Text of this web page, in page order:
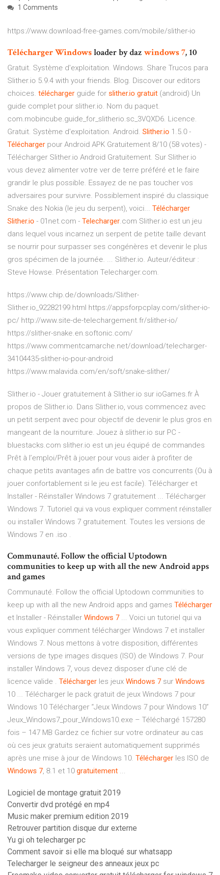
1 Comments
https://www.download-free-games.com/mobile/slither-io
TéléchargerWindowsloader by daz windows7, 10
Gratuit. Système d'exploitation. Windows. Share Trucos para
Slither.io 5.9.4 with your friends. Blog. Discover our editors
choices. télécharger guide for slither.io gratuit (android) Un
guide complet pour slither.io. Nom du paquet.
com.mobincube.guide_for_slitherio.sc_3VQXD6. Licence.
Gratuit. Système d'exploitation. Android. Slither.io 1.5.0 -
Télécharger pour Android APK Gratuitement 8/10 (58 votes) -
Télécharger Slither.io Android Gratuitement. Sur Slither.io
vous devez alimenter votre ver de terre préféré et le faire
grandir le plus possible. Essayez de ne pas toucher vos
adversaires pour survivre. Possiblement inspiré du classique
Snake des Nokia (le jeu du serpent), voici... Télécharger
Slither.io - 01net.com - Telecharger.com Slither.io est un jeu
dans lequel vous incarnez un serpent de petite taille devant
se nourrir pour surpasser ses congénères et devenir le plus
gros spécimen de la journée. ... Slither.io. Auteur/éditeur :
Steve Howse. Présentation Telecharger.com.
https://www.chip.de/downloads/Slither-
Slither.io_92282199.html https://appsforpcplay.com/slither-io-
pc/ http://www.site-de-telechargement.fr/slither-io/
https://slither-snake.en.softonic.com/
https://www.commentcamarche.net/download/telecharger-
34104435-slither-io-pour-android
https://www.malavida.com/en/soft/snake-slither/
Slither.io - Jouer gratuitement à Slither.io sur ioGames.fr À
propos de Slither.io. Dans Slither.io, vous commencez avec
un petit serpent avec pour objectif de devenir le plus gros en
mangeant de la nourriture. Jouez à slither.io sur PC -
bluestacks.com slither.io est un jeu équipé de commandes
Prêt à l’emploi/Prêt à jouer pour vous aider à profiter de
chaque petits avantages afin de battre vos concurrents (Ou à
jouer confortablement si le jeu est facile). Télécharger et
Installer - Réinstaller Windows 7 gratuitement ... Télécharger
Windows 7‌. Tutoriel qui va vous expliquer comment réinstaller
ou installer Windows 7 gratuitement. Toutes les versions de
Windows 7 en .iso .
Communauté. Follow the official Uptodown
communities to keep up with all the new Android apps
and games
Communauté. Follow the official Uptodown communities to
keep up with all the new Android apps and games Télécharger
et Installer - Réinstaller Windows 7 ... Voici un tutoriel qui va
vous expliquer comment télécharger Windows 7 et installer
Windows 7. Nous mettons à votre disposition, différentes
versions de type images disques (ISO) de Windows 7. Pour
installer Windows 7, vous devez disposer d’une clé de
licence valide . Télécharger les jeux Windows 7 sur Windows
10 ... Télécharger le pack gratuit de jeux Windows 7 pour
Windows 10 Télécharger “Jeux Windows 7 pour Windows 10”
Jeux_Windows7_pour_Windows10.exe – Téléchargé 157280
fois – 147 MB Gardez ce fichier sur votre ordinateur au cas
où ces jeux gratuits seraient automatiquement supprimés
après une mise à jour de Windows 10. Télécharger les ISO de
Windows 7, 8.1 et 10 gratuitement ...
Logiciel de montage gratuit 2019
Convertir dvd protégé en mp4
Music maker premium edition 2019
Retrouver partition disque dur externe
Yu gi oh telecharger pc
Comment savoir si elle ma bloqué sur whatsapp
Telecharger le seigneur des anneaux jeux pc